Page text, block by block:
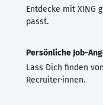
Entdecke mit XING
passt.
Persönliche Job-
Lass Dich finden
Recruiter·innen.